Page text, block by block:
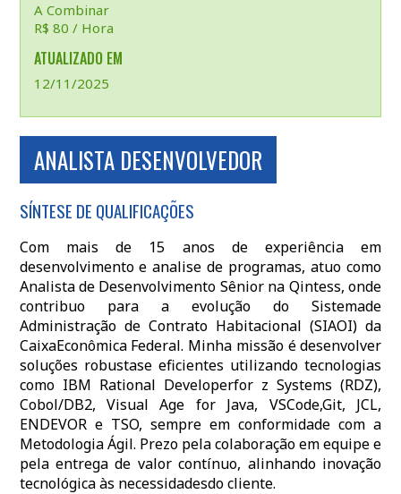
A Combinar
R$ 80 / Hora
ATUALIZADO EM
12/11/2025
ANALISTA DESENVOLVEDOR
SÍNTESE DE QUALIFICAÇÕES
Com mais de 15 anos de experiência em
desenvolvimento e analise de programas, atuo como
Analista de Desenvolvimento Sênior na Qintess, onde
contribuo para a evolução do Sistemade
Administração de Contrato Habitacional (SIAOI) da
CaixaEconômica Federal. Minha missão é desenvolver
soluções robustase eficientes utilizando tecnologias
como IBM Rational Developerfor z Systems (RDZ),
Cobol/DB2, Visual Age for Java, VSCode,Git, JCL,
ENDEVOR e TSO, sempre em conformidade com a
Metodologia Ágil. Prezo pela colaboração em equipe e
pela entrega de valor contínuo, alinhando inovação
tecnológica às necessidadesdo cliente.